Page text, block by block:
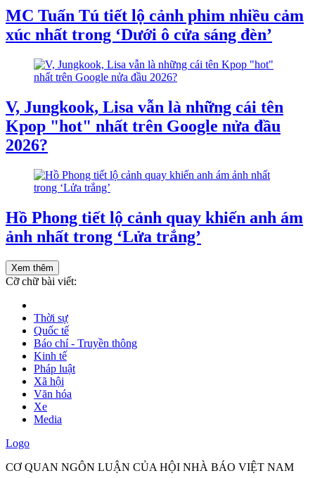
MC Tuấn Tú tiết lộ cảnh phim nhiều cảm
xúc nhất trong ‘Dưới ô cửa sáng đèn’
V, Jungkook, Lisa vẫn là những cái tên
Kpop "hot" nhất trên Google nửa đầu
2026?
Hồ Phong tiết lộ cảnh quay khiến anh ám
ảnh nhất trong ‘Lửa trắng’
Xem thêm
Cỡ chữ bài viết:
Thời sự
Quốc tế
Báo chí - Truyền thông
Kinh tế
Pháp luật
Xã hội
Văn hóa
Xe
Media
Logo
CƠ QUAN NGÔN LUẬN CỦA HỘI NHÀ BÁO VIỆT NAM